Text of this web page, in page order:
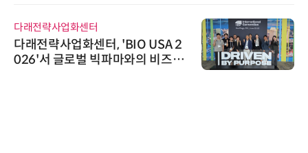
다래전략사업화센터
다래전략사업화센터, 'BIO USA 2
026'서 글로벌 빅파마와의 비즈니